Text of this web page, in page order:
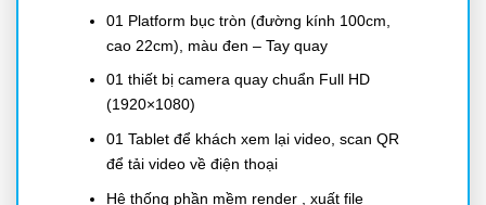
01 Platform bục tròn (đường kính 100cm,
cao 22cm), màu đen – Tay quay
01 thiết bị camera quay chuẩn Full HD
(1920×1080)
01 Tablet để khách xem lại video, scan QR
để tải video về điện thoại
Hệ thống phần mềm render , xuất file